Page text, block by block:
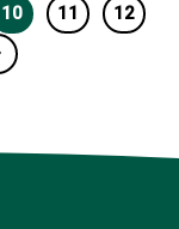
10 11
12